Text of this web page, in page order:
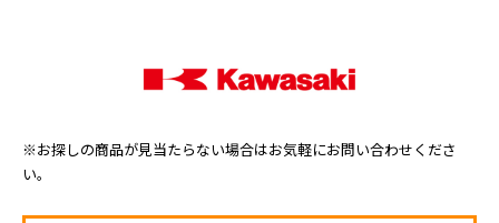
※お探しの商品が見当たらない場合はお気軽にお問い合わせくださ
い。